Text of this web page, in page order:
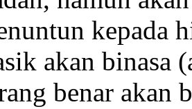
kepada
akan binasa
benar akan